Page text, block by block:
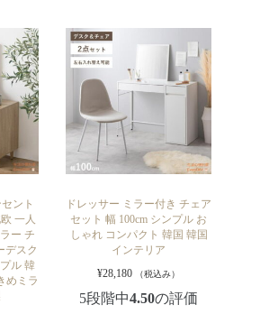
ント
一人
ー チ
デスク
ル 韓
めミラ
ドレッサー ミラー付き チェア
セット 幅 100cm シンプル お
しゃれ コンパクト 韓国 韓国
インテリア
¥28,180 （税込み）
5段階中4.50の評価